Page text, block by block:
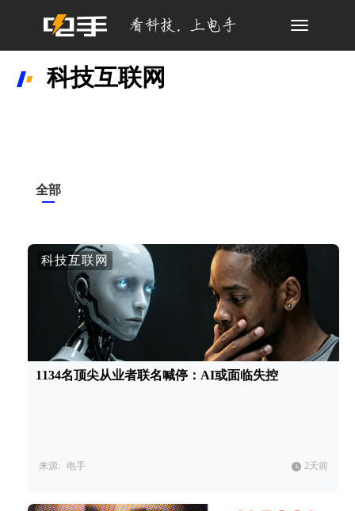
Toggle
科技互联网
全部
科技互联网
1134名顶尖从业者联名喊停：AI或面临失控
来源: 电手 2天前